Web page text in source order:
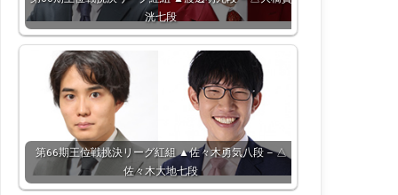
洸七段
第66期王位戦挑決リーグ紅組 ▲佐々木勇気八段 – △
佐々木大地七段